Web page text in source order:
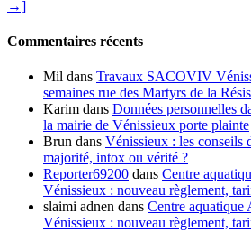
→]
Commentaires récents
Mil dans Travaux SACOVIV
semaines rue des Martyrs de la
Karim dans Données personnelles
la mairie de Vénissieux porte plainte
Brun dans Vénissieux : les conseils
majorité, intox ou vérité ?
Reporter69200 dans Centre
Vénissieux : nouveau règlement,
slaimi adnen dans Centre aquatique
Vénissieux : nouveau règlement,